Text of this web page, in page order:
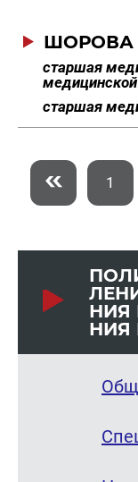
ШОРОВА
старшая
старшая
1
НИЯ
НИЯ